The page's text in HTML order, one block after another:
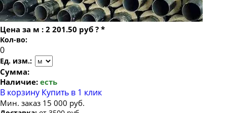
Цена за м : 2 201.50 руб ? *
Кол-во:
Ед. изм.:
Сумма:
Наличие: есть
В корзину Купить в 1 клик
Мин. заказ 15 000 руб.